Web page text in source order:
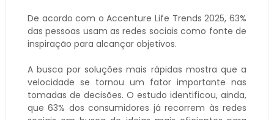
De acordo com o Accenture Life Trends 2025, 63%
das pessoas usam as redes sociais como fonte de
inspiração para alcançar objetivos.
A busca por soluções mais rápidas mostra que a
velocidade se tornou um fator importante nas
tomadas de decisões. O estudo identificou, ainda,
que 63% dos consumidores já recorrem às redes